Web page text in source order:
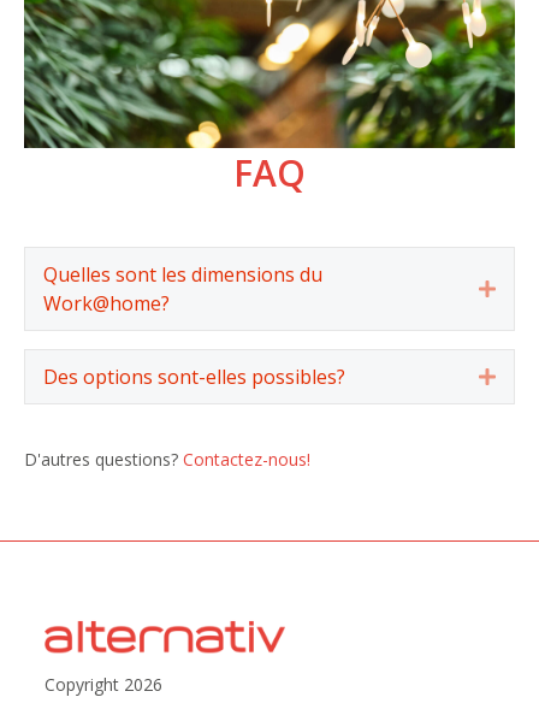
FAQ
Quelles sont les dimensions du
Work@home?
Des options sont-elles possibles?
D'autres questions? Contactez-nous!
Copyright 2026